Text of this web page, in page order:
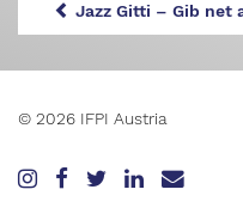
Jazz Gitti – Gib net
© 2026 IFPI Austria